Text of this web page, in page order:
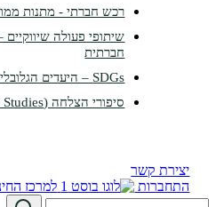
רכש חברתי - מתנות ממותגות
שיתופי פעולה שיווקיים –
חברתית
SDGs – היעדים הגלובליים שאנחנו מקדמים
סיפורי הצלחה (Case Studies)
קשר
למרכז החינוכי